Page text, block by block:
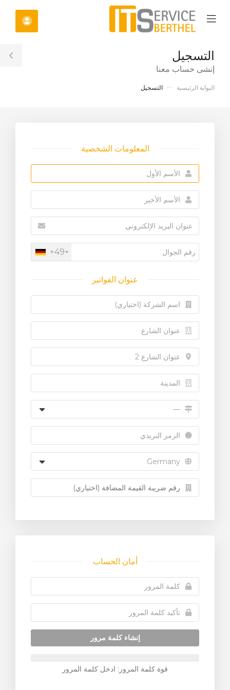
Mobile
التسجيل
إنشى حساب معنا
البوابة الرئيسية التسجيل
المعلومات الشخصية
+49
عنوان الفواتير
أمان الحساب
إنشاء كلمة مرور
قوة كلمة المرور: ادخل كلمة المرور